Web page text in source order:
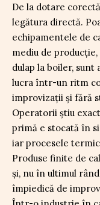
De la dotare
legătura directă.
echipamentele de
mediu de
dulap la boiler, sunt
lucra într-un ritm
improvizaţii şi fără
Operatorii ştiu
primă e stocată în
iar procesele
Produse finite de
şi, nu în ultimul
împiedică de